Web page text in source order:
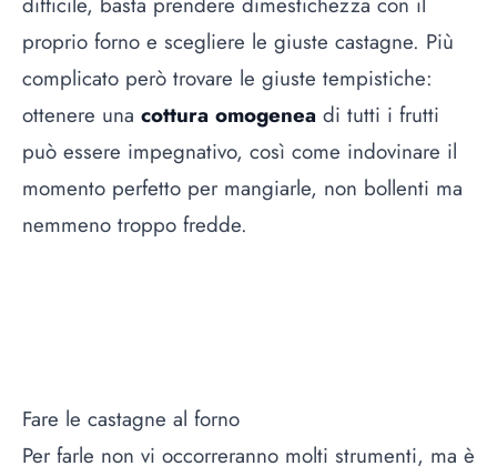
proprio forno e scegliere le giuste castagne. Più
complicato però trovare le giuste tempistiche:
ottenere una cottura omogenea di tutti i frutti
può essere impegnativo, così come indovinare il
momento perfetto per mangiarle, non bollenti ma
nemmeno troppo fredde.
Fare le castagne al forno
Per farle non vi occorreranno molti strumenti, ma è